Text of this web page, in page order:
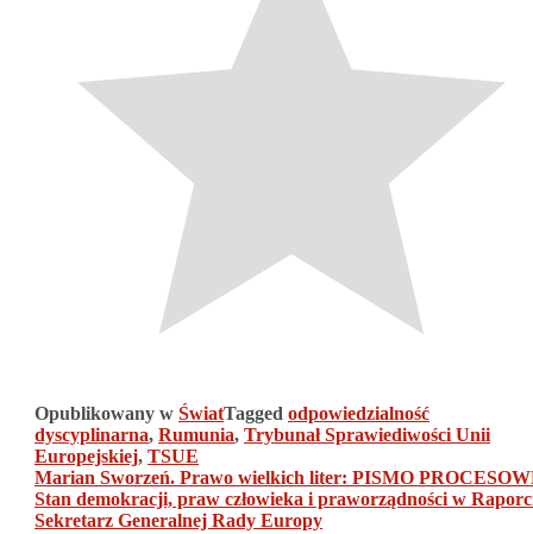
Opublikowany w ŚwiatTagged odpowiedzialność
dyscyplinarna, Rumunia, Trybunał Sprawiediwości Unii
Europejskiej, TSUE
Nawigacja
wpisu
Marian Sworzeń. Prawo wielkich liter: PISMO
Stan demokracji, praw człowieka i praworządności w
Sekretarz Generalnej Rady Europy